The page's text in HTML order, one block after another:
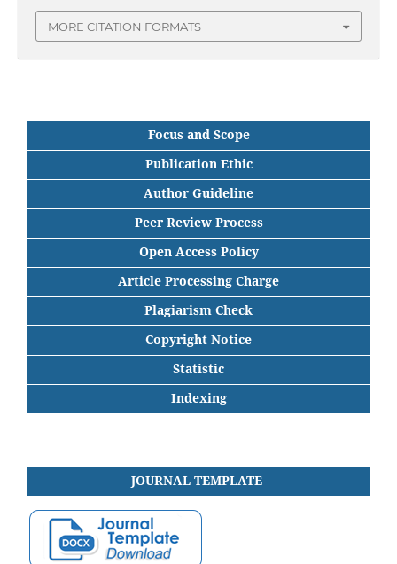
MORE CITATION FORMATS
Focus and Scope
Publication Ethic
Author Guideline
Peer Review Process
Open Access Policy
Article Processing Charge
Plagiarism Check
Copyright Notice
Statistic
Indexing
JOURNAL TEMPLATE